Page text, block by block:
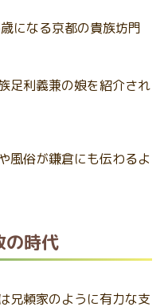
になる京都の貴族坊門
足利義兼の娘を紹介され
風俗が鎌倉にも伝わるよ
の時代
兄頼家のように有力な支